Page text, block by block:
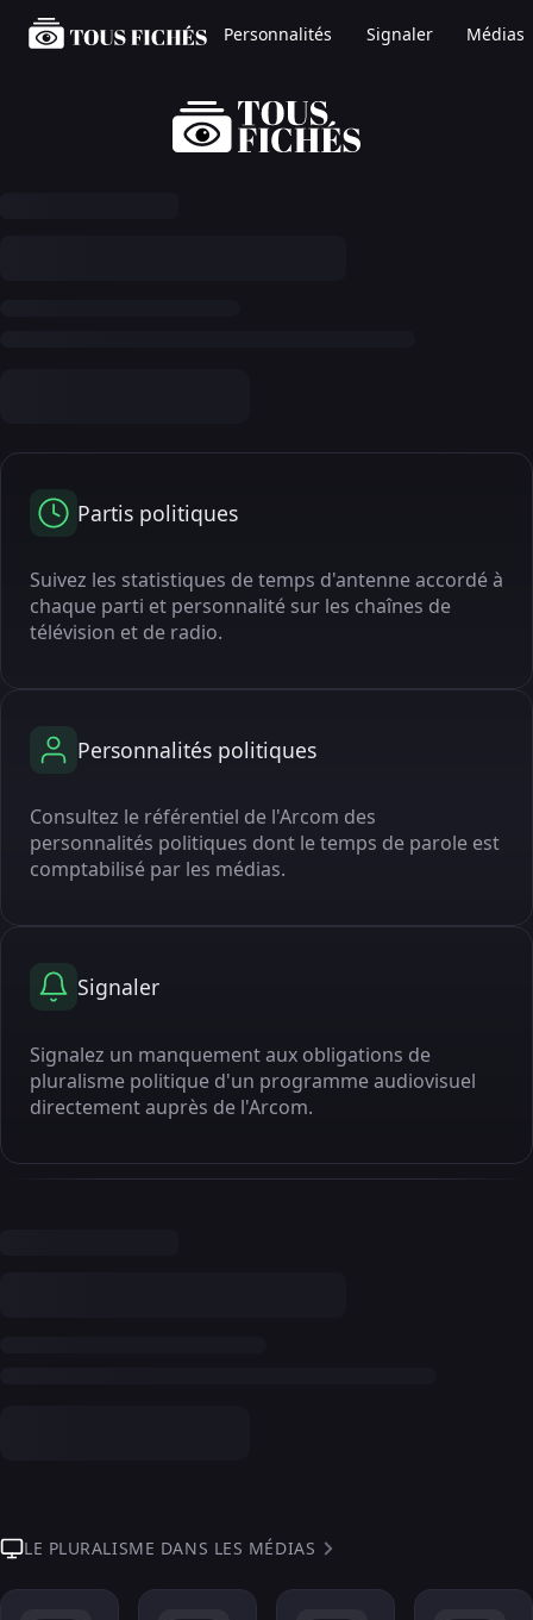
Personnalités Signaler Médias
Partis politiques
Suivez les statistiques de temps d'antenne accordé à
chaque parti et personnalité sur les chaînes de
télévision et de radio.
Personnalités politiques
Consultez le référentiel de l'Arcom des
personnalités politiques dont le temps de parole est
comptabilisé par les médias.
Signaler
Signalez un manquement aux obligations de
pluralisme politique d'un programme audiovisuel
directement auprès de l'Arcom.
LE PLURALISME DANS LES MÉDIAS